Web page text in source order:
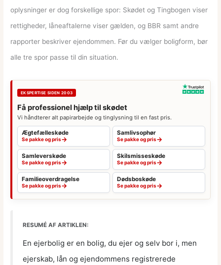
oplysninger er dog forskellige spor: Skødet og Tingbogen viser
rettigheder, låneaftalerne viser gælden, og BBR samt andre
rapporter beskriver ejendommen. Før du vælger boligform, bør
alle tre spor passe til din situation.
EKSPERTISE SIDEN 2003
Få professionel hjælp til skødet
Vi håndterer alt papirarbejde og tinglysning til en fast pris.
Ægtefælleskøde
Se pakke og pris→
Samlivsophør
Se pakke og pris→
Samleverskøde
Se pakke og pris→
Skilsmisseskøde
Se pakke og pris→
Familieoverdragelse
Se pakke og pris→
Dødsboskøde
Se pakke og pris→
RESUMÉ AF ARTIKLEN:
En ejerbolig er en bolig, du ejer og selv bor i, men
ejerskab, lån og ejendommens registrerede